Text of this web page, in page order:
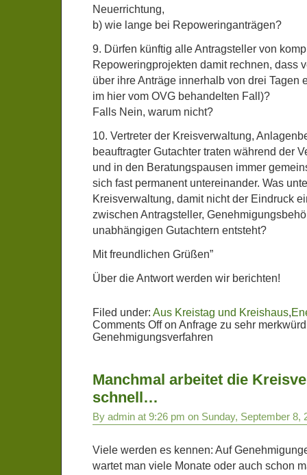
Neuerrichtung,
b) wie lange bei Repoweringanträgen?
9. Dürfen künftig alle Antragsteller von
Repoweringprojekten damit rechnen, dass
über ihre Anträge innerhalb von drei Tagen
im hier vom OVG behandelten Fall)?
Falls Nein, warum nicht?
10. Vertreter der Kreisverwaltung,
beauftragter Gutachter traten während der
und in den Beratungspausen immer
sich fast permanent untereinander. Was
Kreisverwaltung, damit nicht der Eindruck
zwischen Antragsteller,
unabhängigen Gutachtern entsteht?
Mit freundlichen Grüßen”
Über die Antwort werden wir berichten!
Filed under: Aus Kreistag und Kreishaus,
Comments Offon Anfrage zu sehr
Genehmigungsverfahren
Manchmal arbeitet die
schnell…
By admin at 9:26 pm on Sunday, September 8,
Viele werden es kennen: Auf
wartet man viele Monate oder auch schon